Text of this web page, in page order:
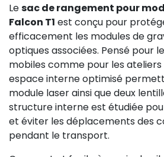
Lesac de rangement pour
Falcon T1 est conçu pour
efficacement les modules de
optiques associées. Pensé pour
mobiles comme pour les ateliers
espace interne optimisé
module laser ainsi que deux
structure interne est étudiée
et éviter les déplacements des
pendant le transport.